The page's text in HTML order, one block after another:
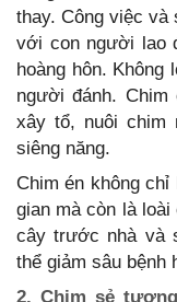
thay. Công việc và
với con người lao
hoàng hôn.
người đánh. Chim
xây tổ, nuôi chim
siêng năng.
Chim én không
gian mà còn là
cây trước nhà và
thể giảm sâu bệnh
2. Chim sẻ